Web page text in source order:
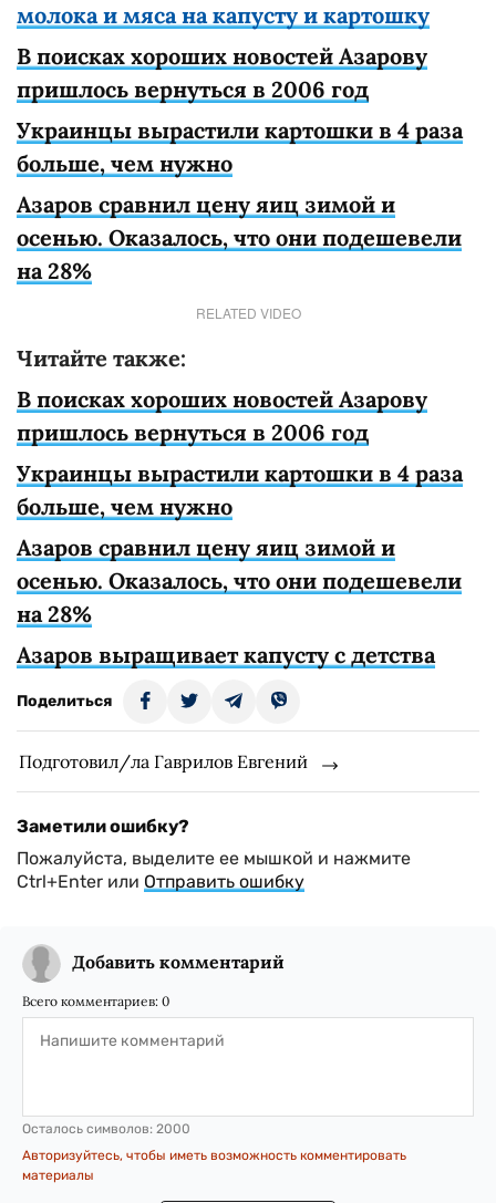
молока и мяса на капусту и картошку
В поисках хороших новостей Азарову
пришлось вернуться в 2006 год
Украинцы вырастили картошки в 4 раза
больше, чем нужно
Азаров сравнил цену яиц зимой и
осенью. Оказалось, что они подешевели
на 28%
RELATED VIDEO
Читайте также:
В поисках хороших новостей Азарову
пришлось вернуться в 2006 год
Украинцы вырастили картошки в 4 раза
больше, чем нужно
Азаров сравнил цену яиц зимой и
осенью. Оказалось, что они подешевели
на 28%
Азаров выращивает капусту с детства
Поделиться
Подготовил/ла Гаврилов Евгений
Заметили ошибку?
Пожалуйста, выделите ее мышкой и нажмите
Ctrl+Enter или Отправить ошибку
Добавить комментарий
Всего комментариев: 0
Осталось символов: 2000
Авторизуйтесь, чтобы иметь возможность комментировать
материалы